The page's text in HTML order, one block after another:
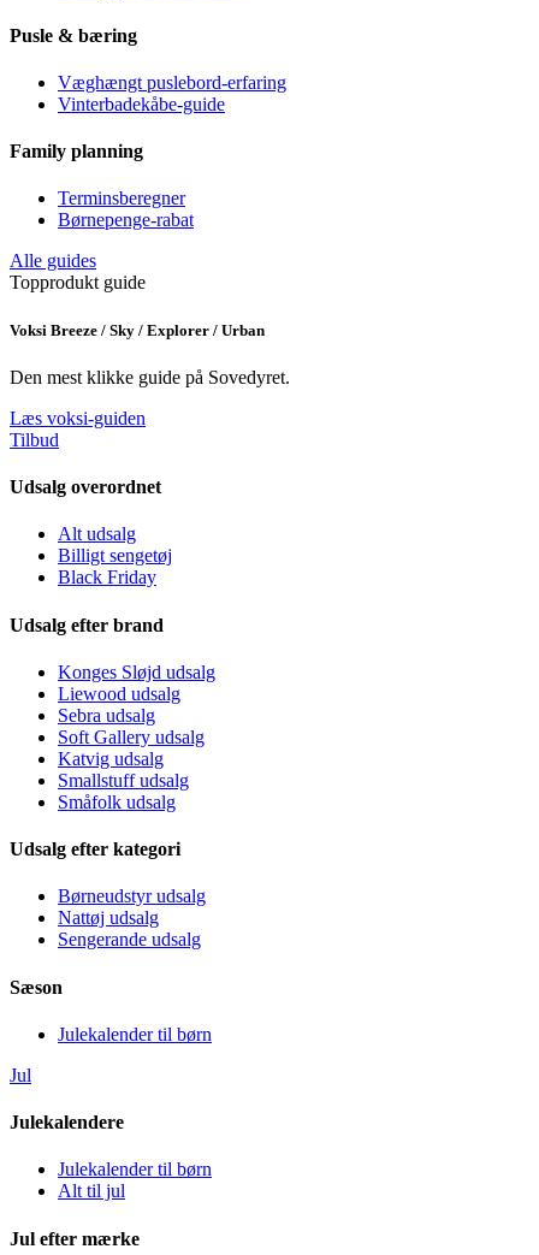
Pusle & bæring
Væghængt puslebord-erfaring
Vinterbadekåbe-guide
Family planning
Terminsberegner
Børnepenge-rabat
Alle guides
Topprodukt guide
Voksi Breeze / Sky / Explorer / Urban
Den mest klikke guide på Sovedyret.
Læs voksi-guiden
Tilbud
Udsalg overordnet
Alt udsalg
Billigt sengetøj
Black Friday
Udsalg efter brand
Konges Sløjd udsalg
Liewood udsalg
Sebra udsalg
Soft Gallery udsalg
Katvig udsalg
Smallstuff udsalg
Småfolk udsalg
Udsalg efter kategori
Børneudstyr udsalg
Nattøj udsalg
Sengerande udsalg
Sæson
Julekalender til børn
Jul
Julekalendere
Julekalender til børn
Alt til jul
Jul efter mærke